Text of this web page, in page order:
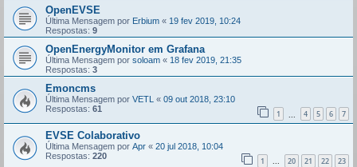
OpenEVSE
Última Mensagem por Erbium « 19 fev 2019, 10:24
Respostas: 9
OpenEnergyMonitor em Grafana
Última Mensagem por soloam « 18 fev 2019, 21:35
Respostas: 3
Emoncms
Última Mensagem por VETL « 09 out 2018, 23:10
Respostas: 61 1 4 5 6 7
EVSE Colaborativo
Última Mensagem por Apr « 20 jul 2018, 10:04
Respostas: 220 1 ... 20 21 22 23